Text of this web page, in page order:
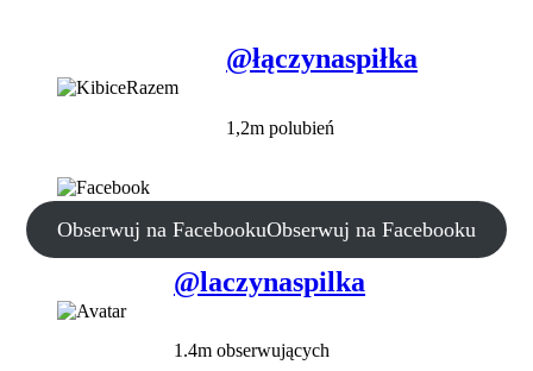
@łączynaspiłka
1,2m polubień
Obserwuj na FacebookuObserwuj na Facebooku
@laczynaspilka
1.4m obserwujących